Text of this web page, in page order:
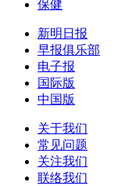
保健
新明日报
早报俱乐部
电子报
国际版
中国版
关于我们
常见问题
关注我们
联络我们